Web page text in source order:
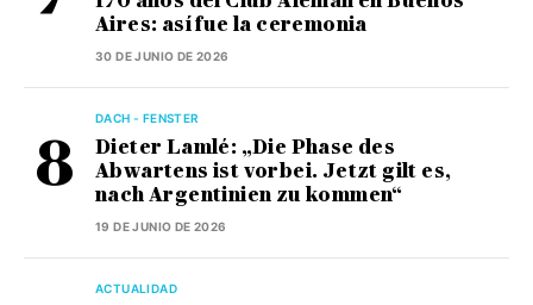
Aires: así fue la ceremonia
30 DE JUNIO DE 2026
DACH - FENSTER
Dieter Lamlé: „Die Phase des
Abwartens ist vorbei. Jetzt gilt es,
nach Argentinien zu kommen“
19 DE JUNIO DE 2026
ACTUALIDAD